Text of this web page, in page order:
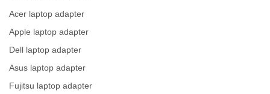
Acer laptop adapter
Apple laptop adapter
Dell laptop adapter
Asus laptop adapter
Fujitsu laptop adapter